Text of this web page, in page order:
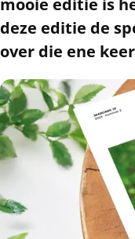
mooie editie is
deze editie de
over die ene